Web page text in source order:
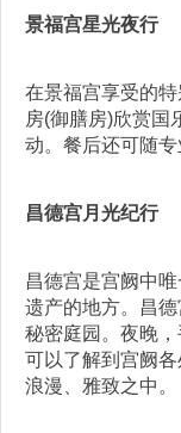
景福宫星光夜行
在景福宫享受的
房(御膳房)欣赏国
动。餐后还可随专
昌德宫月光纪行
昌德宫是宫阙中
遗产的地方。昌
秘密庭园。夜晚
可以了解到宫阙
浪漫、雅致之中。